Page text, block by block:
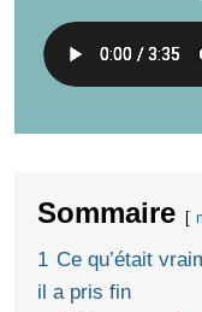
Sommaire
1 Ce qu’était
il a pris fin